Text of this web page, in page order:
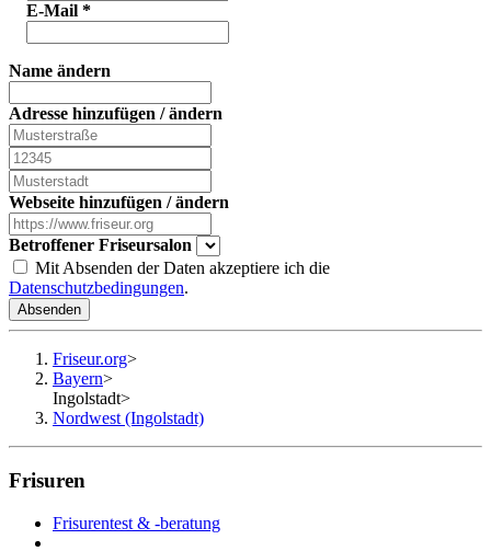
E-Mail *
Name ändern
Adresse hinzufügen / ändern
Webseite hinzufügen / ändern
Betroffener Friseursalon
Mit Absenden der Daten akzeptiere ich die
Datenschutzbedingungen.
Absenden
Friseur.org>
Bayern>
Ingolstadt>
Nordwest (Ingolstadt)
Frisuren
Frisurentest & -beratung